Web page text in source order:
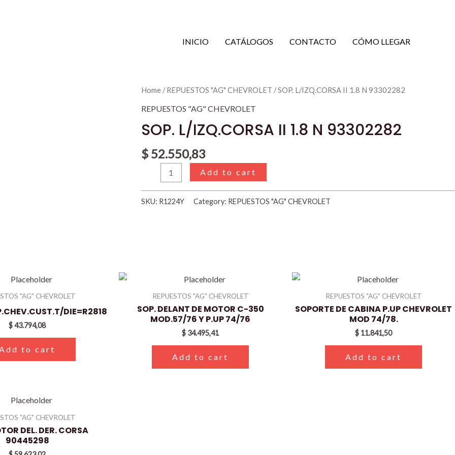
INICIO CATÁLOGOS CONTACTO CÓMO LLEGAR
Home/REPUESTOS "AG" CHEVROLET / SOP. L/IZQ.CORSA II 1.8 N 93302282
REPUESTOS "AG" CHEVROLET
SOP. L/IZQ.CORSA II 1.8 N 93302282
$52.550,83
SOP.
1.8
93302282
quantity
Add to cart
SKU: R1224Y Category: REPUESTOS "AG" CHEVROLET
"AG" CHEVROLET
DIE=R2818
$43.794,08
to cart
REPUESTOS "AG" CHEVROLET
SOP. DELANT DE MOTOR C-350
MOD.57/76 Y P.UP 74/76
$ 34.495,41
Add to cart
REPUESTOS "AG" CHEVROLET
SOPORTE DE CABINA P.UP CHEVROLET
MOD 74/78.
$ 11.841,50
Add to cart
"AG" CHEVROLET
DEL. DER. CORSA
90445298